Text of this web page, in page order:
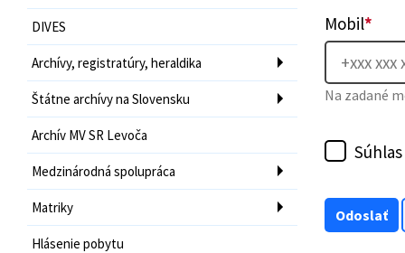
DIVES
Archívy, registratúry, heraldika
Štátne archívy na Slovensku
Archív MV SR Levoča
Medzinárodná spolupráca
Matriky
Hlásenie pobytu
Mobil*
Na zadané